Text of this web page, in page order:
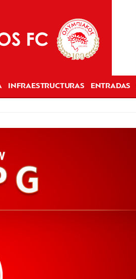
INFRAESTRUCTURAS ENTRADAS